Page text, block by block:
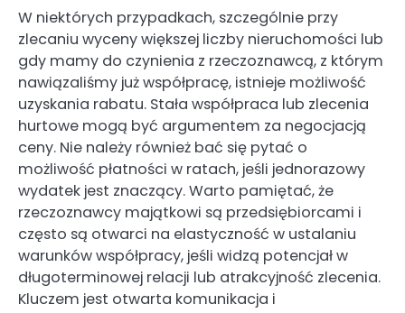
W niektórych przypadkach, szczególnie przy
zlecaniu wyceny większej liczby nieruchomości lub
gdy mamy do czynienia z rzeczoznawcą, z którym
nawiązaliśmy już współpracę, istnieje możliwość
uzyskania rabatu. Stała współpraca lub zlecenia
hurtowe mogą być argumentem za negocjacją
ceny. Nie należy również bać się pytać o
możliwość płatności w ratach, jeśli jednorazowy
wydatek jest znaczący. Warto pamiętać, że
rzeczoznawcy majątkowi są przedsiębiorcami i
często są otwarci na elastyczność w ustalaniu
warunków współpracy, jeśli widzą potencjał w
długoterminowej relacji lub atrakcyjność zlecenia.
Kluczem jest otwarta komunikacja i